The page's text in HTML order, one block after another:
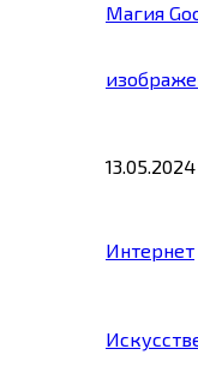
Магия
13.05.2024
Интернет